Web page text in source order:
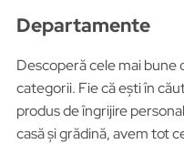
Departamente
Descoperă cele mai bune
categorii. Fie că ești în
produs de îngrijire
casă și grădină, avem tot